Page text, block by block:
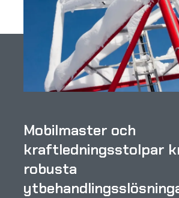
Mobilmaster och
kraftledningsstolpar
robusta